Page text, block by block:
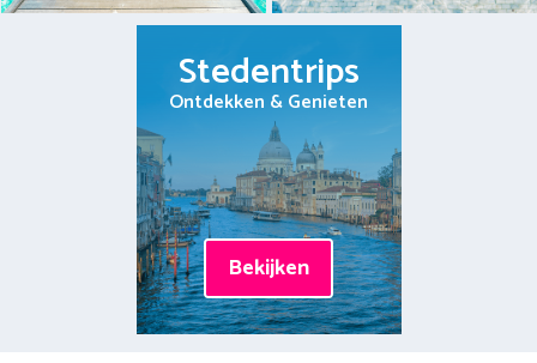
Stedentrips
Ontdekken & Genieten
Bekijken